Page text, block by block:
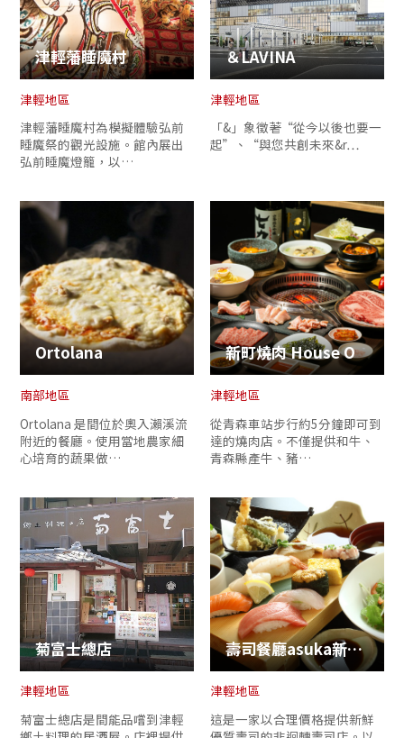
津輕藩睡魔村
津輕地區
津輕藩睡魔村為模擬體驗弘前
睡魔祭的觀光設施。館內展出
弘前睡魔燈籠，以…
＆LAVINA
津輕地區
「&」象徵著“從今以後也要一
起”、“與您共創未來&r…
Ortolana
南部地區
Ortolana 是間位於奧入瀨溪流
附近的餐廳。使用當地農家細
心培育的蔬果做…
新町燒肉 House O
津輕地區
從青森車站步行約5分鐘即可到
達的燒肉店。不僅提供和牛、
青森縣產牛、豬…
菊富士總店
津輕地區
菊富士總店是間能品嚐到津輕
壽司餐廳asuka新町店
津輕地區
這是一家以合理價格提供新鮮